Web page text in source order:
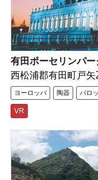
有田ポーセリンパー
西松浦郡有田町戸
ヨーロッパ 陶器 バロ
VR